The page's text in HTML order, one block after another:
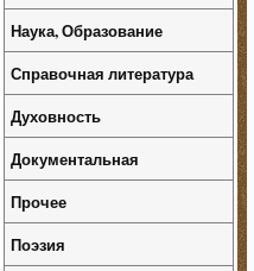
Наука, Образование
Справочная литература
Духовность
Документальная
Прочее
Поэзия